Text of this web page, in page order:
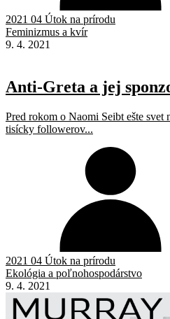
2021 04 Útok na prírodu
Feminizmus a kvír
9. 4. 2021
Anti-Greta a jej
Pred rokom o Naomi Seibt ešte svet
tisícky followerov...
2021 04 Útok na prírodu
Ekológia a poľnohospodárstvo
9. 4. 2021